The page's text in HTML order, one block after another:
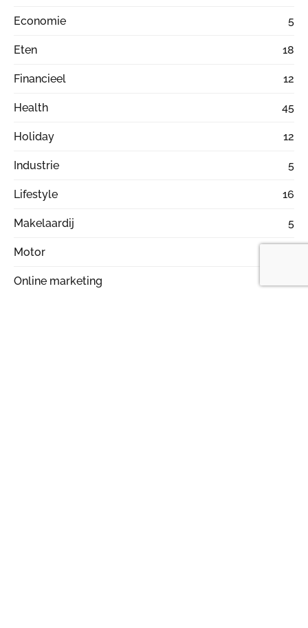
Economie 5
Eten 18
Financieel 12
Health 45
Holiday 12
Industrie 5
Lifestyle 16
Makelaardij 5
Motor
Online marketing